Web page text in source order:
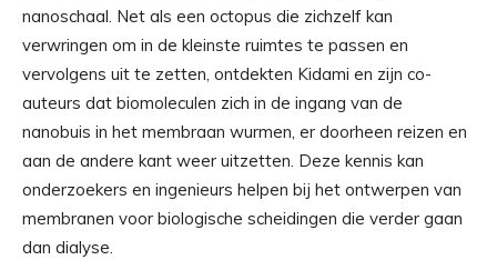
nanoschaal. Net als een octopus die zichzelf kan
verwringen om in de kleinste ruimtes te passen en
vervolgens uit te zetten, ontdekten Kidami en zijn co-
auteurs dat biomoleculen zich in de ingang van de
nanobuis in het membraan wurmen, er doorheen reizen en
aan de andere kant weer uitzetten. Deze kennis kan
onderzoekers en ingenieurs helpen bij het ontwerpen van
membranen voor biologische scheidingen die verder gaan
dan dialyse.